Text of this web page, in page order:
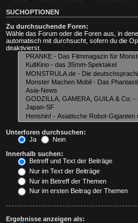
SUCHOPTIONEN
Zu durchsuchende Foren:
Wähle das Forum oder die Foren aus, in
automatisch mit durchsucht, sofern du die
deaktivierst.
Unterforen durchsuchen:
Ja
Nein
Innerhalb suchen:
Betreff und Text der Beiträge
Nur im Text der Beiträge
Nur im Betreff der Themen
Nur im ersten Beitrag der Themen
Ergebnisse anzeigen als: